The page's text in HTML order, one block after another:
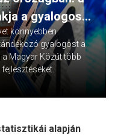
a gyalogos
könnyebben
gyalogost a
Magyar Közút több
alapján